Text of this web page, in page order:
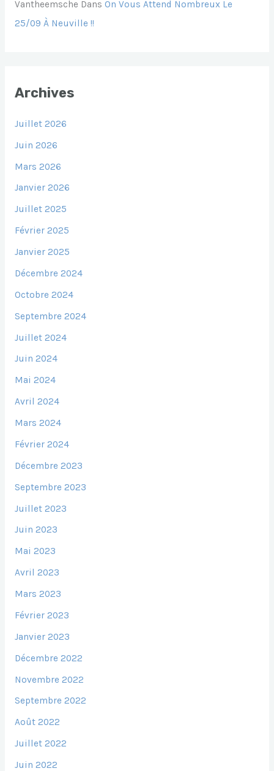
Vantheemsche Dans On Vous Attend Nombreux Le
25/09 À Neuville !!
Archives
Juillet 2026
Juin 2026
Mars 2026
Janvier 2026
Juillet 2025
Février 2025
Janvier 2025
Décembre 2024
Octobre 2024
Septembre 2024
Juillet 2024
Juin 2024
Mai 2024
Avril 2024
Mars 2024
Février 2024
Décembre 2023
Septembre 2023
Juillet 2023
Juin 2023
Mai 2023
Avril 2023
Mars 2023
Février 2023
Janvier 2023
Décembre 2022
Novembre 2022
Septembre 2022
Août 2022
Juillet 2022
Juin 2022